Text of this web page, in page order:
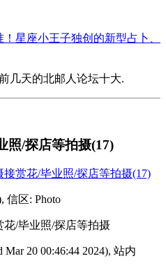
！星座小王子独创的新型占卜、
几天的北邮人论坛十大.
照/探店等拍摄(17)
接赏花/毕业照/探店等拍摄(17)
信区: Photo
/毕业照/探店等拍摄
20 00:46:44 2024), 站内